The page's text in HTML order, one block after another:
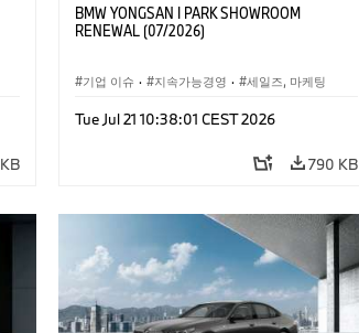
BMW YONGSAN I PARK SHOWROOM
RENEWAL (07/2026)
기업 이슈 · 지속가능경영 · 세일즈, 마케팅
Tue Jul 21 10:38:01 CEST 2026
790 KB